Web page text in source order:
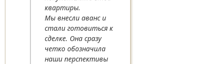
квартиры.
Мы внесли аванс и
стали готовиться к
сделке. Она сразу
четко обозначила
наши перспективы